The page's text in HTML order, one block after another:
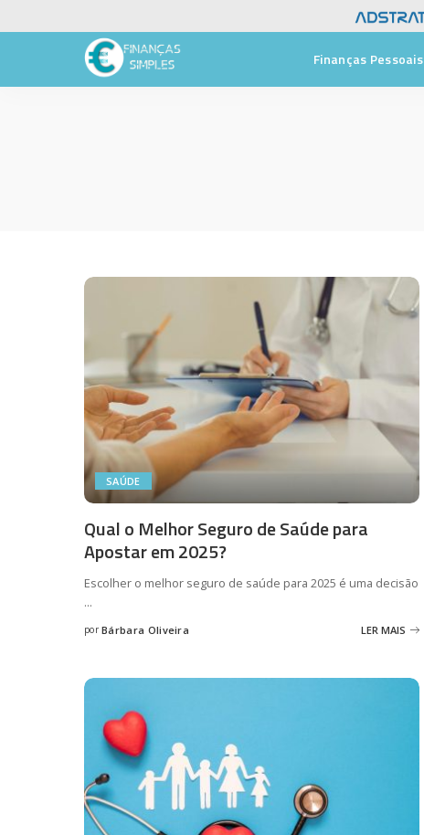
Finanças Pessoais
SAÚDE
Qual o Melhor Seguro de Saúde para
Apostar em 2025?
Escolher o melhor seguro de saúde para 2025 é uma decisão
...
Posted
por Bárbara Oliveira LER MAIS